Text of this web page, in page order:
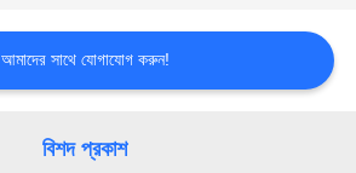
আমাদের সাথে যোগাযোগ করুন!
বিশদ প্রকাশ